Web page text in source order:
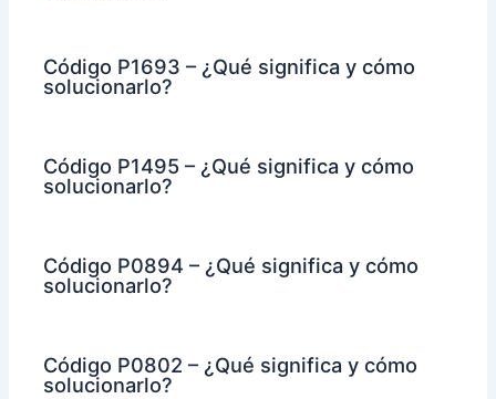
Código P1693 – ¿Qué significa y cómo
solucionarlo?
Código P1495 – ¿Qué significa y cómo
solucionarlo?
Código P0894 – ¿Qué significa y cómo
solucionarlo?
Código P0802 – ¿Qué significa y cómo
solucionarlo?